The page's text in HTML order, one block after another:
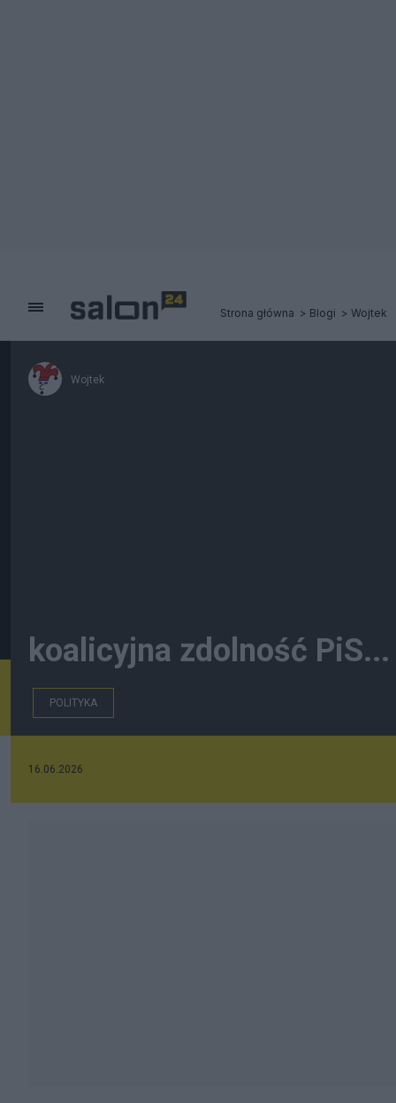
Strona główna Blogi Wojtek
Wojtek
koalicyjna zdolność PiS...
POLITYKA
16.06.2026